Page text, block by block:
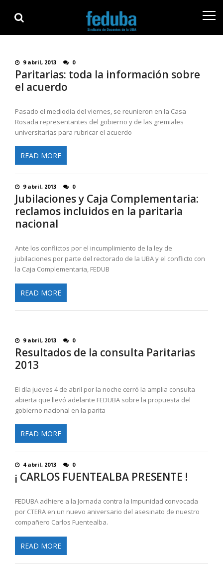
navigation
content
9 abril, 2013 0
Paritarias: toda la información sobre
el acuerdo
Pasado el mediodía del viernes, se reunieron en la Casa
Rosada representantes del gobierno y de las gremiales
universitarias para rubricar el acuerdo
READ MORE
9 abril, 2013 0
Jubilaciones y Caja Complementaria:
reclamos incluidos en la paritaria
nacional
Ante los conflictos por el incumplimiento de la ley de
jubilaciones por parte del rectorado de la UBA y el conflicto con
la Caja Complementaria, FEDUB
READ MORE
9 abril, 2013 0
Resultados de la consulta Paritarias
2013
El día jueves 4 de abril por la noche cerró la amplia consulta
abierta que llevó adelante FEDUBA sobre la propuesta del
gobierno nacional en la parita
READ MORE
4 abril, 2013 0
¡ CARLOS FUENTEALBA PRESENTE !
FEDUBA adhiere a la Jornada contra la Impunidad convocada
por CTERA en un nuevo aniversario del asesinato de nuestro
compañero Carlos Fuentealba.
READ MORE